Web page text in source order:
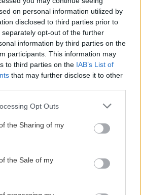
on personal information utilized by
disclosed to third parties prior to
opt-out of the further
information by third parties on the
participants. This information may
to third parties on the IAB’s List of
that may further disclose it to other
app uses one or more Google
or usage behaviour. You may click to
Google and its third-party tags to
specified purposes in below Google
Opt Outs
the Sharing of my
the Sale of my
ktoré slnko svieti celý
deň
Môže aspirín zachrániť
ochabnuté izbové
možno prekvapí